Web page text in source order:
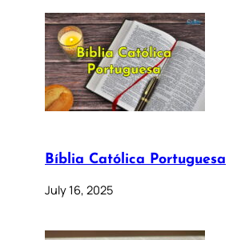
Bíblia Católica Portuguesa
July 16, 2025